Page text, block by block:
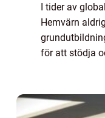
I tider av
Hemvärn
för att stödja